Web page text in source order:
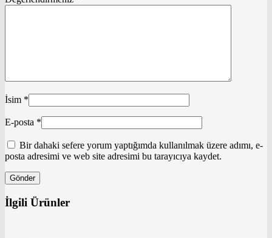
İsim *
E-posta *
Bir dahaki sefere yorum yaptığımda kullanılmak üzere adımı, e-
posta adresimi ve web site adresimi bu tarayıcıya kaydet.
İlgili Ürünler